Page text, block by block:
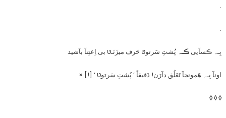
.
.
بِـہ ڪسآیی ڪـہ پُشتِ سَرتوטּ حَرف میزَنَـטּ بی اِعتِنآ بآشید
اونآ بِـہ هَمونجآ تَعَلُق دآرَن! دَقیقاً ‘ پُشتِ سَرتوטּ ‘ [!] ×
◊ ◊ ◊